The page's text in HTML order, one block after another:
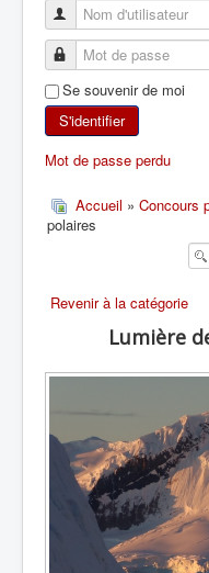
ALPINISME
SKI DE
RANDONNÉE
Se souvenir de moi
S'identifier
Mot de passe perdu
Accueil » Concours
polaires
Revenir à la catégorie
Lumière